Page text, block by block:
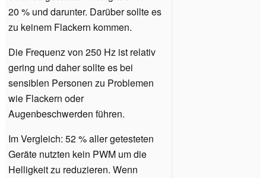
20 % und darunter. Darüber sollte es
zu keinem Flackern kommen.
Die Frequenz von 250 Hz ist relativ
gering und daher sollte es bei
sensiblen Personen zu Problemen
wie Flackern oder
Augenbeschwerden führen.
Im Vergleich: 52 % aller getesteten
Geräte nutzten kein PWM um die
Helligkeit zu reduzieren. Wenn